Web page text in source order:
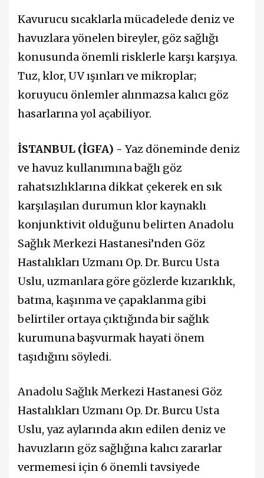
Kavurucu sıcaklarla mücadelede deniz ve
havuzlara yönelen bireyler, göz sağlığı
konusunda önemli risklerle karşı karşıya.
Tuz, klor, UV ışınları ve mikroplar;
koruyucu önlemler alınmazsa kalıcı göz
hasarlarına yol açabiliyor.
İSTANBUL (İGFA) - Yaz döneminde deniz
ve havuz kullanımına bağlı göz
rahatsızlıklarına dikkat çekerek en sık
karşılaşılan durumun klor kaynaklı
konjunktivit olduğunu belirten Anadolu
Sağlık Merkezi Hastanesi’nden Göz
Hastalıkları Uzmanı Op. Dr. Burcu Usta
Uslu, uzmanlara göre gözlerde kızarıklık,
batma, kaşınma ve çapaklanma gibi
belirtiler ortaya çıktığında bir sağlık
kurumuna başvurmak hayati önem
taşıdığını söyledi.
Anadolu Sağlık Merkezi Hastanesi Göz
Hastalıkları Uzmanı Op. Dr. Burcu Usta
Uslu, yaz aylarında akın edilen deniz ve
havuzların göz sağlığına kalıcı zararlar
vermemesi için 6 önemli tavsiyede